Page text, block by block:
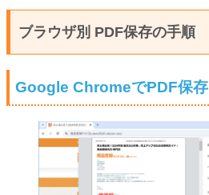
ブラウザ別 PDF保存の手順
Google ChromeでPDF保存